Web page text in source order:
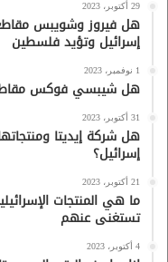
29 أكتوبر، 2023
هل فيروز وشويبس
إسرائيل وتؤيد فلسطين
1 نوفمبر، 2023
هل شيبسي فوكس
31 أكتوبر، 2023
هل شركة إيديتا
إسرائيل؟
21 أكتوبر، 2023
تستغنى عنهم
4 أكتوبر، 2023